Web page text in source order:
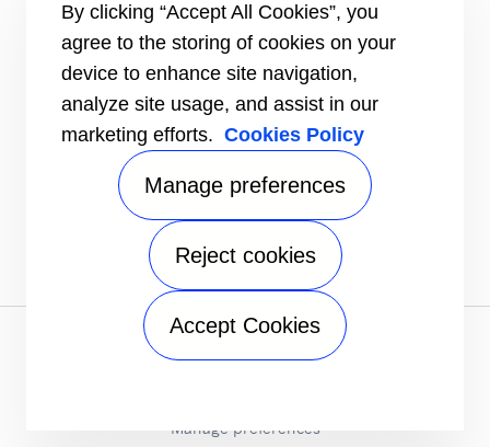
RECURSOS
Brochuras
Vídeos
INFORMAÇÕES
Fornecedores
Investidores
CONTACTE-NOS
Aviso de privacidade|Termos de utilização
venda|Mapa do site
Manage preferences
By clicking “Accept All Cookies”, you
agree to the storing of cookies on your
device to enhance site navigation,
analyze site usage, and assist in our
marketing efforts. Cookies Policy
Manage preferences
Reject cookies
Accept Cookies